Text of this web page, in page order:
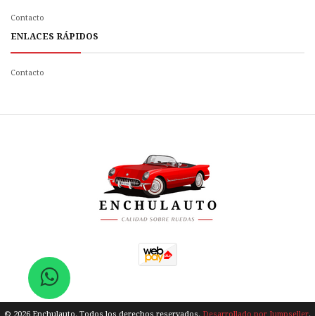
Contacto
ENLACES RÁPIDOS
Contacto
© 2026 Enchulauto. Todos los derechos reservados. Desarrollado por Jumpseller.